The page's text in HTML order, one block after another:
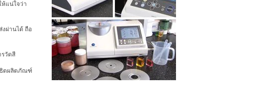
ห้แน่ใจว่า
งผ่านได้ ถือ
รวัดสี
ธิตผลิตภัณฑ์